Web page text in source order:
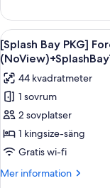
Only)
Queen
Splash
Bay
Ticket,
4
Pax(Usage:Check-
in
DayOnly)
Bay
PKG]
Forest
Tower
Deluxe
Double
Queen
+
Splash
Bay
Pax(Usage:Check-
Öppna
alla
foton
för
[Splash
Bay
PKG]
Forest
Tower
5
[Splash Bay PKG]
44 kvadratmeter
1 sovrum
2 sovplatser
1 kingsize-säng
Gratis wi-fi
Mer information
Mer